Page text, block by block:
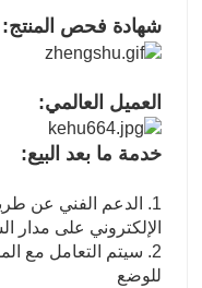
شهادة فحص المنتج:
العميل العالمي:
خدمة ما بعد البيع:
الإلكتروني على مدار
2. سيتم التعامل مع
للوضع